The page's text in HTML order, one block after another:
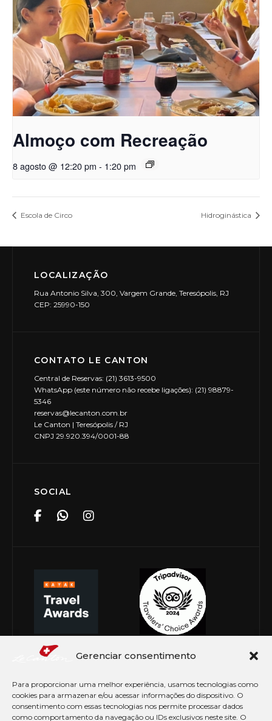
Gerenciar consentimento
Para proporcionar uma melhor experiência, usamos tecnologias como
cookies para armazenar e/ou acessar informações do dispositivo. O
consentimento com essas tecnologias nos permite processar dados
como comportamento da navegação ou IDs exclusivos neste site. O
Almoço com Recreação
8 agosto @ 12:20 pm - 1:20 pm
Escola de Circo Hidroginástica
LOCALIZAÇÃO
Rua Antonio Silva, 300, Vargem Grande, Teresópolis, RJ
CEP: 25990-150
CONTATO LE CANTON
Central de Reservas: (21) 3613-9500
WhatsApp (este número não recebe ligações): (21) 98879-
5346
reservas@lecanton.com.br
Le Canton | Teresópolis / RJ
CNPJ 29.920.394/0001-88
SOCIAL